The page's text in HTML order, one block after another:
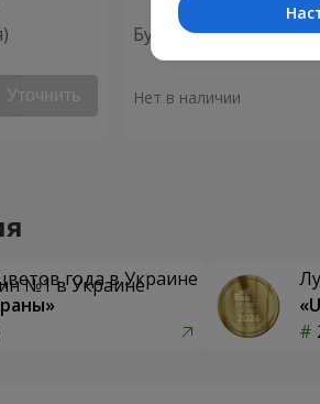
Уточнить
Букет из 51
Нет в наличии
года в Украине